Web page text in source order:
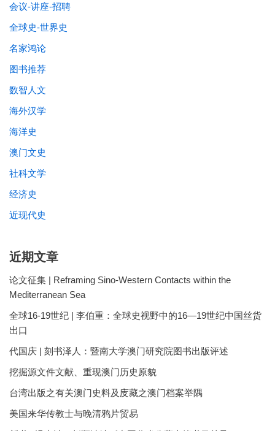
会议-讲座-招聘
全球史-世界史
名家鸿论
图书推荐
数智人文
海外汉学
海洋史
澳门文史
社科文学
经济史
近现代史
近期文章
论文征集 | Reframing Sino-Western Contacts within the
Mediterranean Sea
全球16-19世纪 | 李伯重：全球史视野中的16—19世纪中国丝货
出口
代国庆 | 刻书泽人：暨南大学澳门研究院图书出版评述
挖掘源文件文献、重现澳门历史原貌
台湾出版之有关澳门史料及庋藏之澳门档案举隅
美国来华传教士与晚清鸦片贸易